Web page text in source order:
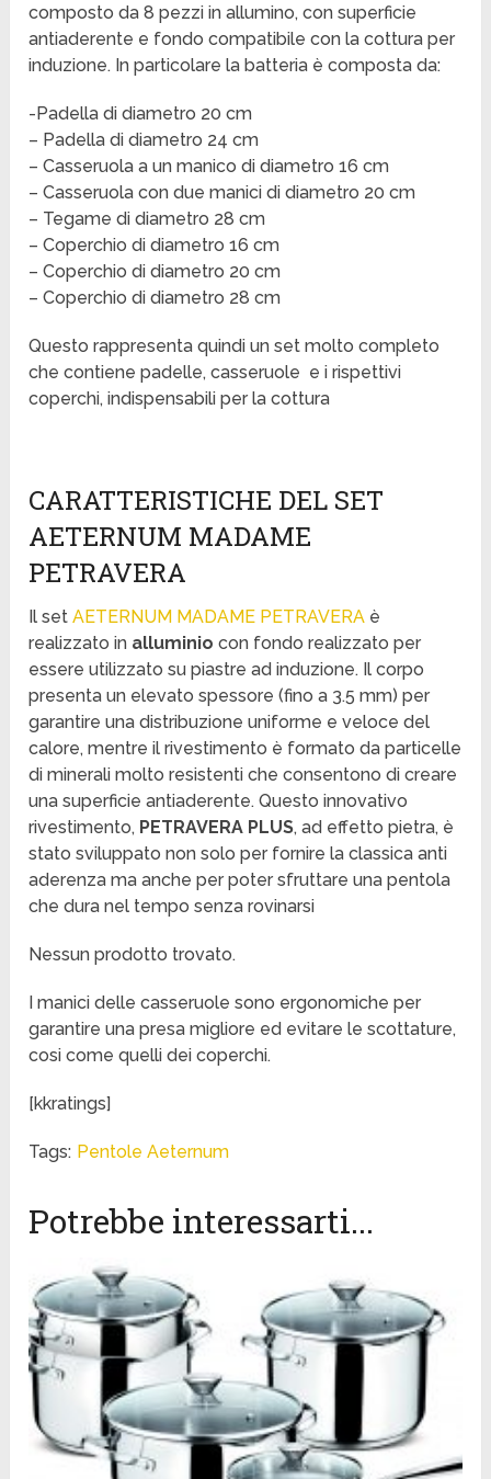
composto da 8 pezzi in allumino, con superficie
antiaderente e fondo compatibile con la cottura per
induzione. In particolare la batteria è composta da:
-Padella di diametro 20 cm
– Padella di diametro 24 cm
– Casseruola a un manico di diametro 16 cm
– Casseruola con due manici di diametro 20 cm
– Tegame di diametro 28 cm
– Coperchio di diametro 16 cm
– Coperchio di diametro 20 cm
– Coperchio di diametro 28 cm
Questo rappresenta quindi un set molto completo
che contiene padelle, casseruole e i rispettivi
coperchi, indispensabili per la cottura
CARATTERISTICHE DEL SET
AETERNUM MADAME
PETRAVERA
Il setAETERNUM MADAME PETRAVERA è
realizzato in alluminio con fondo realizzato per
essere utilizzato su piastre ad induzione. Il corpo
presenta un elevato spessore (fino a 3.5 mm) per
garantire una distribuzione uniforme e veloce del
calore, mentre il rivestimento è formato da particelle
di minerali molto resistenti che consentono di creare
una superficie antiaderente. Questo innovativo
rivestimento, PETRAVERA PLUS, ad effetto pietra, è
stato sviluppato non solo per fornire la classica anti
aderenza ma anche per poter sfruttare una pentola
che dura nel tempo senza rovinarsi
Nessun prodotto trovato.
I manici delle casseruole sono ergonomiche per
garantire una presa migliore ed evitare le scottature,
cosi come quelli dei coperchi.
[kkratings]
Tags: Pentole Aeternum
Potrebbe interessarti...